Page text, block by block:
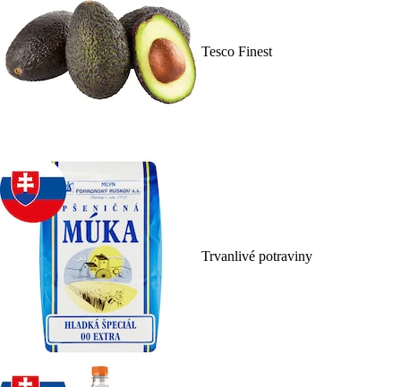
Tesco Finest
Trvanlivé potraviny